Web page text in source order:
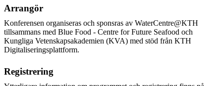
Arrangör
Konferensen organiseras och sponsras av WaterCentre@KTH
tillsammans med Blue Food - Centre for Future Seafood och
Kungliga Vetenskapsakademien (KVA) med stöd från KTH
Digitaliseringsplattform.
Registrering